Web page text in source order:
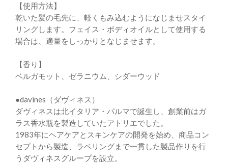
【使用方法】
乾いた髪の毛先に、軽くもみ込むようになじませスタイ
リングします。フェイス・ボディオイルとして使用する
場合は、適量をしっかりとなじませます。
【香り】
ベルガモット、ゼラニウム、シダーウッド
●davines（ダヴィネス）
ダヴィネスは北イタリア・パルマで誕生し、創業前はガ
ラス香水瓶を製造していたアトリエでした。
1983年にヘアケアとスキンケアの開発を始め、商品コン
セプトから製造、ラベリングまで一貫した製品作りを行
うダヴィネスグループを設立。